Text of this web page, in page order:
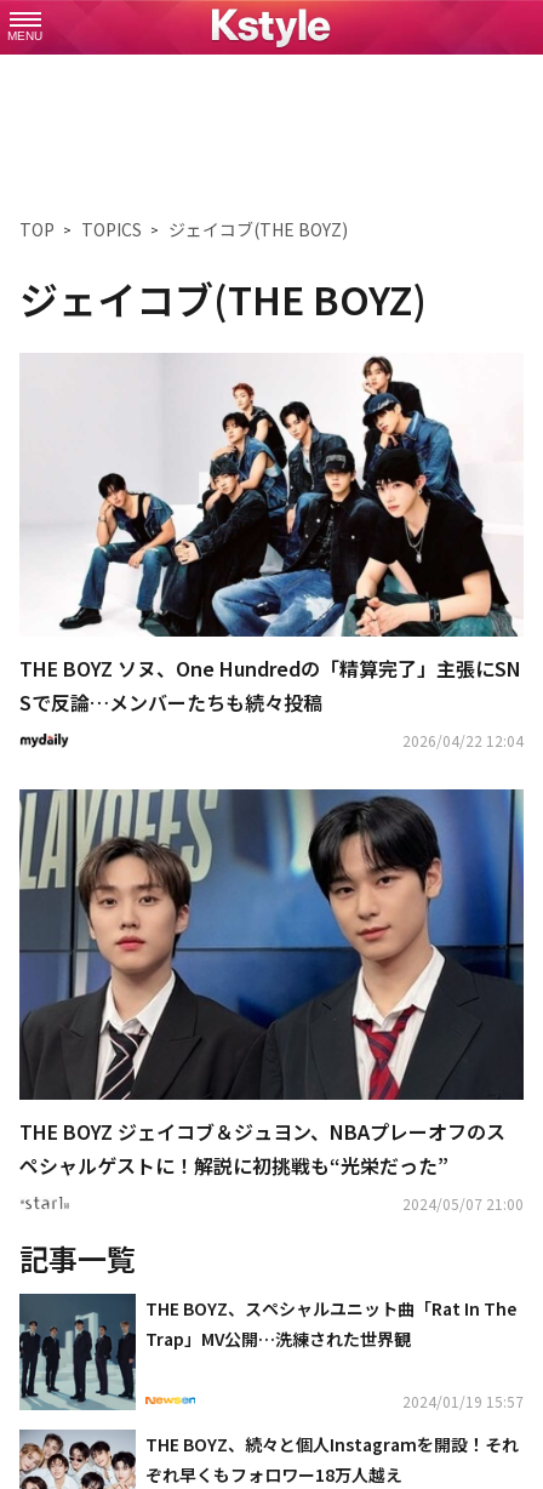
MENU
TOP TOPICS ジェイコブ(THE BOYZ)
ジェイコブ(THE BOYZ)
THE BOYZ ソヌ、One Hundredの「精算完了」主張にSN
Sで反論…メンバーたちも続々投稿
2026/04/22 12:04
THE BOYZ ジェイコブ＆ジュヨン、NBAプレーオフのス
ペシャルゲストに！解説に初挑戦も“光栄だった”
2024/05/07 21:00
記事一覧
THE BOYZ、スペシャルユニット曲「Rat In The
Trap」MV公開…洗練された世界観
2024/01/19 15:57
THE BOYZ、続々と個人Instagramを開設！それ
ぞれ早くもフォロワー18万人越え